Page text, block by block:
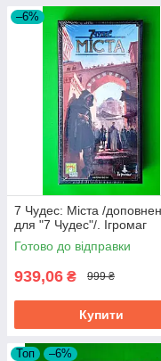
–6%
7 Чудес: Міста /
для "7 Чудес"/. Ігромаг
Готово до відправки
939,06 ₴ 999 ₴
Купити
Топ –6%